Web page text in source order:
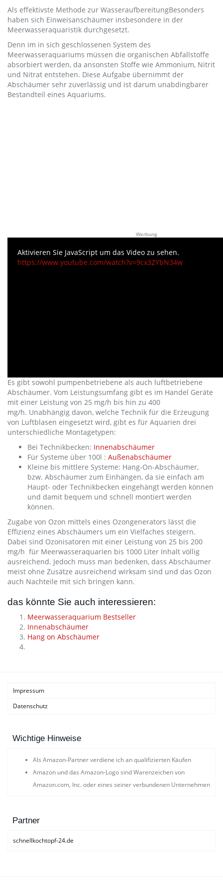
Als effektivste Methode zur WasseraufbereitungBesonders
haben sich Einweisanschäumer insbesondere in der
Meerwasseraquaristik durchgesetzt.
Denn im in sich geschlossenen System des
Meerwasseraquariums müssen die organischen Abfallstoffe
absorbiert werden, da ansonsten Stoffe wie Ammonium, Nitrit
und Nitrat entstehen. Diese Aufgabe übernimmt der
Abschäumer sehr zuverlässig und ist darum unabdingbarer
Bestandteil eines Aquariums.
Werbung
Aktivieren Sie JavaScript um das Video zu sehen.
https://www.youtube.com/watch?v=9cx3ZYbN34w
Es gibt sowohl pumpenbetriebene als auch luftbetriebene
Abschäumer. Vom Leistungsumfang gibt es im Handel Geräte
mit einer Leistung von 25 mg/h bis hin zu 400
mg/h. Unabhängig davon, welche Technik für die Erzeugung
von Luftblasen eingesetzt wird, gibt es für Aquarien drei
unterschiedliche Montagetypen:
Bei Technikbecken: Innenabschäumer
Für Systeme über 100l : Außenabschäumer
Kleine bis mittlere Systeme: Hang-On-Abschäumer,
bzw. Abschäumer zum Einhängen, da sie einfach am
Haupt- oder Technikbecken eingehängt werden können
und damit bequem und schnell montiert werden
können.
Zugabe von Ozon mittels eines Ozongenerators lässt die
Effizienz eines Abschäumers um ein Vielfaches steigern.
Dabei sind Ozonisatoren mit einer Leistung von 25 bis 200
mg/h für Meerwasseraquarien bis 1000 Liter Inhalt völlig
ausreichend. Jedoch muss man bedenken, dass Abschäumer
meist ohne Zusätze ausreichend wirksam sind und das Ozon
auch Nachteile mit sich bringen kann.
das könnte Sie auch interessieren:
Meerwasseraquarium Bestseller
Innenabschäumer
Hang on Abschäumer
Impressum
Datenschutz
Wichtige Hinweise
Als Amazon-Partner verdiene ich an qualifizierten Käufen
Amazon und das Amazon-Logo sind Warenzeichen von
Amazon.com, Inc. oder eines seiner verbundenen Unternehmen
Partner
schnellkochtopf-24.de